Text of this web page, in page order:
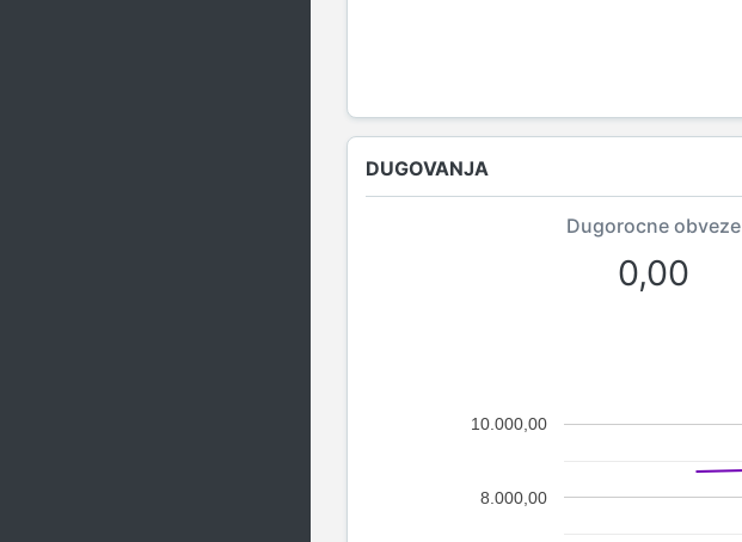
DUGOVANJA
Dugorocne obveze
0,00
8.000,00
10.000,00